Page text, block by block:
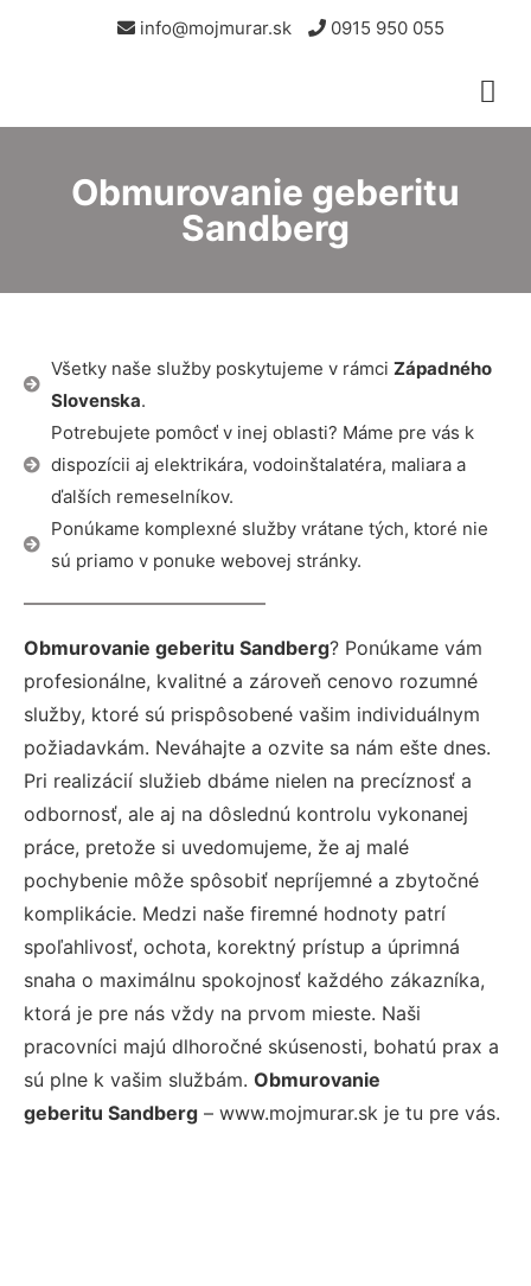
info@mojmurar.sk 0915 950 055
Obmurovanie geberitu
Sandberg
Všetky naše služby poskytujeme v rámci Západného
Slovenska.
Potrebujete pomôcť v inej oblasti? Máme pre vás k
dispozícii aj elektrikára, vodoinštalatéra, maliara a
ďalších remeselníkov.
Ponúkame komplexné služby vrátane tých, ktoré nie
sú priamo v ponuke webovej stránky.
Obmurovanie geberitu Sandberg? Ponúkame vám
profesionálne, kvalitné a zároveň cenovo rozumné
služby, ktoré sú prispôsobené vašim individuálnym
požiadavkám. Neváhajte a ozvite sa nám ešte dnes.
Pri realizácií služieb dbáme nielen na precíznosť a
odbornosť, ale aj na dôslednú kontrolu vykonanej
práce, pretože si uvedomujeme, že aj malé
pochybenie môže spôsobiť nepríjemné a zbytočné
komplikácie. Medzi naše firemné hodnoty patrí
spoľahlivosť, ochota, korektný prístup a úprimná
snaha o maximálnu spokojnosť každého zákazníka,
ktorá je pre nás vždy na prvom mieste. Naši
pracovníci majú dlhoročné skúsenosti, bohatú prax a
sú plne k vašim službám. Obmurovanie
geberitu Sandberg – www.mojmurar.sk je tu pre vás.